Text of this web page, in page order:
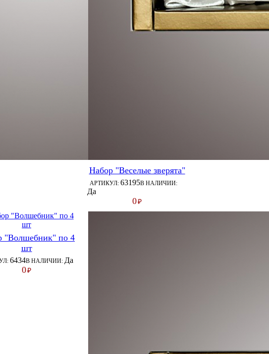
Набор "Веселые зверята"
АРТИКУЛ:63195В НАЛИЧИИ:
Да
0₽
"Волшебник" по 4
шт
6434В НАЛИЧИИ:Да
0₽